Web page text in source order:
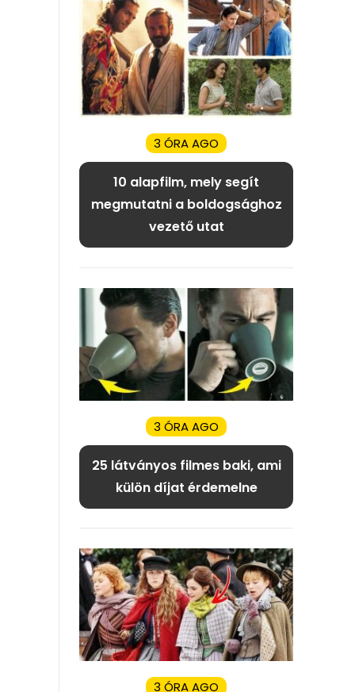
3 ÓRA AGO
10 alapfilm, mely segít
megmutatni a boldogsághoz
vezető utat
3 ÓRA AGO
25 látványos filmes baki, ami
külön díjat érdemelne
3 ÓRA AGO